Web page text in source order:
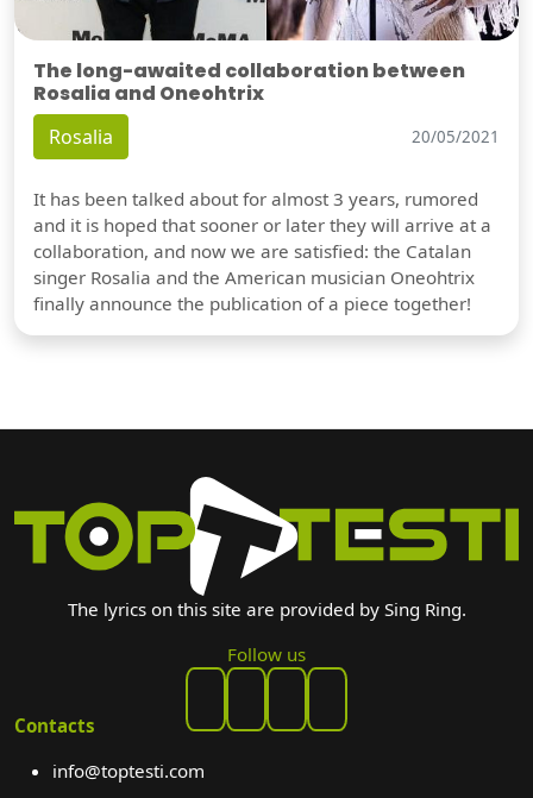
The long-awaited collaboration between
Rosalia and Oneohtrix
Rosalia 20/05/2021
It has been talked about for almost 3 years, rumored
and it is hoped that sooner or later they will arrive at a
collaboration, and now we are satisfied: the Catalan
singer Rosalia and the American musician Oneohtrix
finally announce the publication of a piece together!
The lyrics on this site are provided by Sing Ring.
Follow us
Contacts
info@toptesti.com